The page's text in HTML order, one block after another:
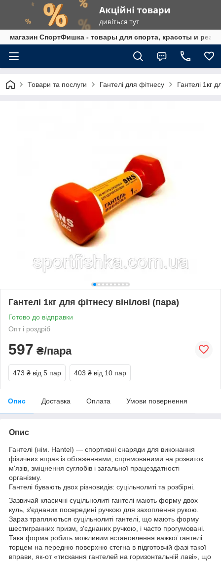
магазин СпортФишка - товары для спорта, красоты и
Товари та послуги Гантелі для фітнесу Гантелі 1кг
Гантелі 1кг для фітнесу вінілові (пара)
Готово до відправки
Опт і роздріб
597 ₴/пара
473 ₴ від 5 пар 403 ₴ від 10 пар
Опис Доставка Оплата Умови повернення
Опис
Гантелі (нім. Hantel) — спортивні снаряди для виконання
фізичних вправ із обтяженнями, спрямованими на розвиток
м'язів, зміцнення суглобів і загальної працездатності
організму.
Гантелі бувають двох різновидів: суцільнолиті та розбірні.
Зазвичай класичні суцільнолиті гантелі мають форму двох
куль, з'єднаних посередині ручкою для захоплення рукою.
Зараз трапляються суцільнолиті гантелі, що мають форму
шестигранних призм, з'єднаних ручкою, і часто прогумовані.
Така форма робить можливим встановлення важкої гантелі
торцем на передню поверхню стегна в підготовчій фазі такої
вправи, як-от «тискання гантелей на горизонтальній лаві», що